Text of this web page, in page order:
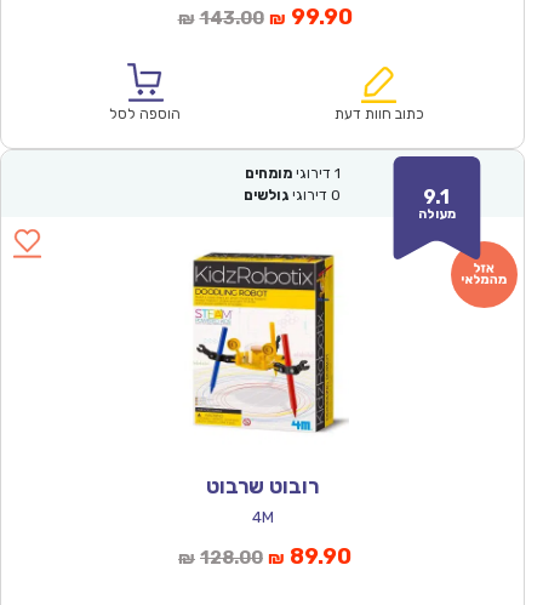
₪ 143.00המחיר
₪143.00.
₪ 99.90המחיר
הוא:
כתוב חוות דעת הוספה לסל
9.1
מעולה
1 דירוגי מומחים
0 דירוגי גולשים
רובוט שרבוט
4M
₪ 128.00המחיר
₪ 89.90המחיר